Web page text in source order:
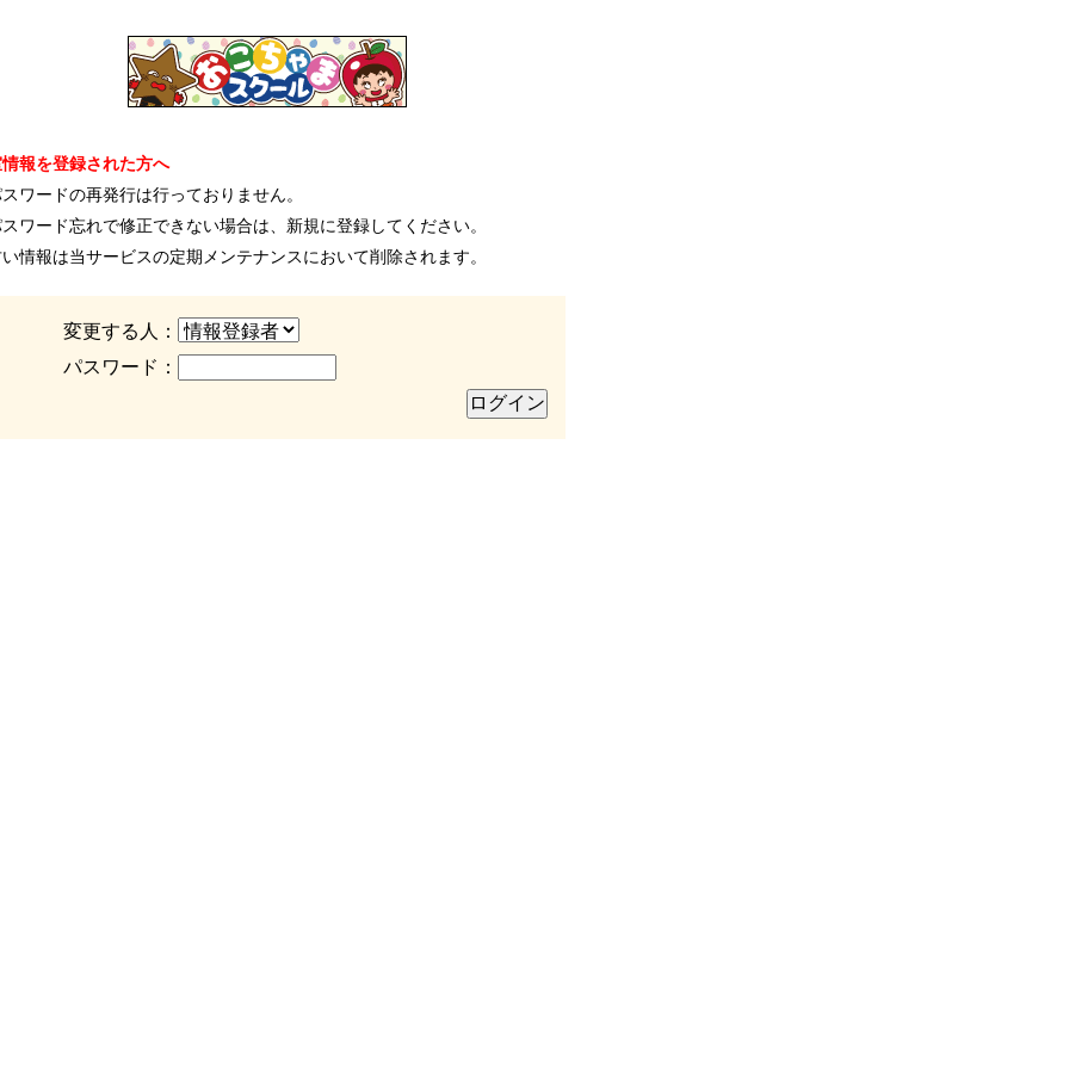
報を登録された方へ
スワードの再発行は行っておりません。
スワード忘れで修正できない場合は、新規に登録してください。
い情報は当サービスの定期メンテナンスにおいて削除されます。
変更する人：
パスワード：